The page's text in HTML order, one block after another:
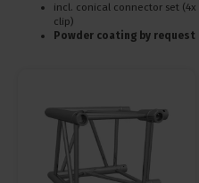
incl. conical connector set
clip)
Powder coating by request